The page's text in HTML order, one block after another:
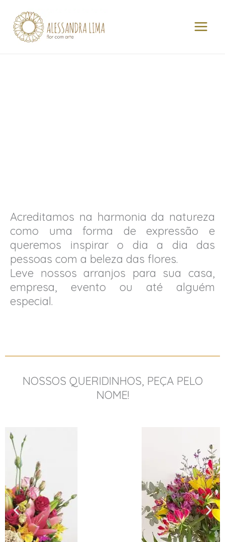
para
Acreditamos na harmonia da natureza
como uma forma de expressão e
queremos inspirar o dia a dia das
pessoas com a beleza das flores.
Leve nossos arranjos para sua casa,
empresa, evento ou até alguém
especial.
NOSSOS QUERIDINHOS, PEÇA PELO
NOME!